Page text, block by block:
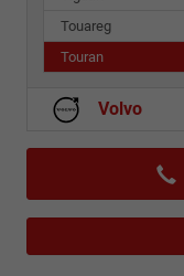
Touareg
Touran
Volvo